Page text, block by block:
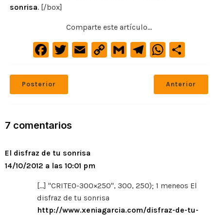
sonrisa. [/box]
Comparte este artículo...
F
c
e
o
k
T
E
C G Te
gr
a
W
at
s
m
p
Posterior Anterior
7 comentarios
El disfraz de tu sonrisa
14/10/2012 a las 10:01 pm
[…] "CRITEO-300×250", 300, 250); 1 meneos El
disfraz de tu sonrisa
http://www.xeniagarcia.com/disfraz-de-tu-